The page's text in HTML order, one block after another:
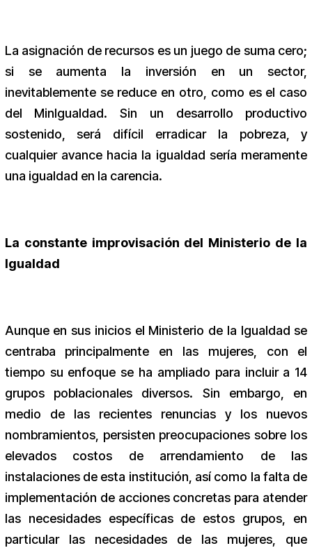
La asignación de recursos es un juego de suma cero;
si se aumenta la inversión en un sector,
inevitablemente se reduce en otro, como es el caso
del MinIgualdad. Sin un desarrollo productivo
sostenido, será difícil erradicar la pobreza, y
cualquier avance hacia la igualdad sería meramente
una igualdad en la carencia.
La constante improvisación del Ministerio de la
Igualdad
Aunque en sus inicios el Ministerio de la Igualdad se
centraba principalmente en las mujeres, con el
tiempo su enfoque se ha ampliado para incluir a 14
grupos poblacionales diversos. Sin embargo, en
medio de las recientes renuncias y los nuevos
nombramientos, persisten preocupaciones sobre los
elevados costos de arrendamiento de las
instalaciones de esta institución, así como la falta de
implementación de acciones concretas para atender
las necesidades específicas de estos grupos, en
particular las necesidades de las mujeres, que